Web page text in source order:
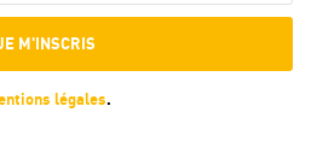
M'INSCRIS
légales.